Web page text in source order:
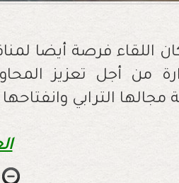
اللقاء فرصة أيضا
من أجل تعزيز
مجالها الترابي